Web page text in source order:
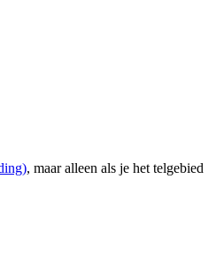
, maar alleen als je het telgebied